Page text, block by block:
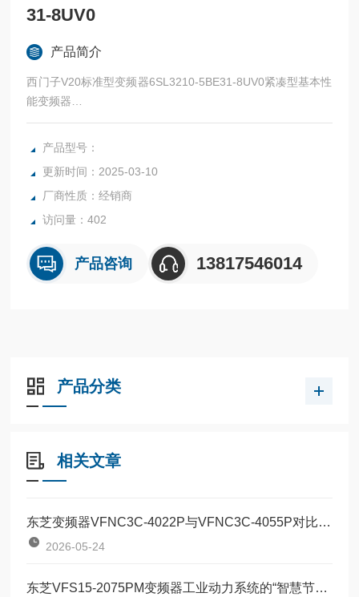
31-8UV0
产品简介
西门子V20标准型变频器6SL3210-5BE31-8UV0紧凑型基本性
能变频器
紧凑型 SINAMICS V20 是适合简单调速的变频器。其特点是
调试时间短，易于操作，具有节能功能。9 种规格，功率范围
产品型号：
更新时间：2025-03-10
厂商性质：经销商
访问量：402
产品咨询 13817546014
产品分类
相关文章
东芝变频器VFNC3C-4022P与VFNC3C-4055P对比：两款定位器该如何按需选型？
2026-05-24
东芝VFS15-2075PM变频器工业动力系统的“智慧节能引擎”